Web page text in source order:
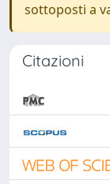
sottoposti a
Citazioni